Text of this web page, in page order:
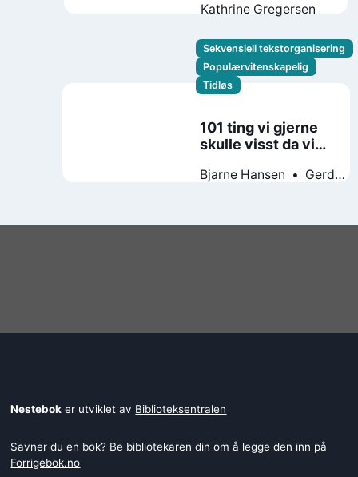
Kathrine Gregersen
Sekvensiell tekstorganisering
Populærvitenskapelig
Tidløs
101 ting vi gjerne
skulle visst da vi
pasienter med
Bjarne Hansen
Gerd
Nestebok er utviklet av Biblioteksentralen
Savner du en bok? Be bibliotekaren din om å legge den inn på
Forrigebok.no